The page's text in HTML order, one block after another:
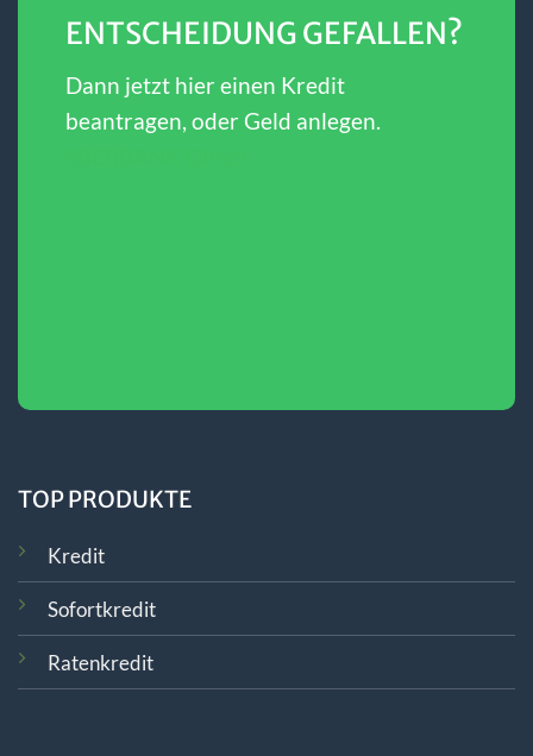
ENTSCHEIDUNG GEFALLEN?
Dann jetzt hier einen Kredit
beantragen, oder Geld anlegen.
TOP PRODUKTE
Kredit
Sofortkredit
Ratenkredit